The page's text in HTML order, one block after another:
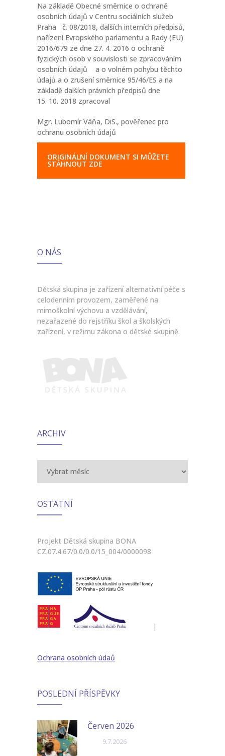
Na základě Obecné směrnice o ochraně
osobních údajů v Centru sociálních služeb
Praha č. 08/2018, dalších interních předpisů,
nařízení Evropského parlamentu a Rady (EU)
2016/679 ze dne 27. 4. 2016 o ochraně
fyzických osob v souvislosti se zpracováním
osobních údajů a o volném pohybu těchto
údajů a o zrušení směrnice 95/46/ES a na
základě dalších právních předpisů dne
15. 10. 2018 zpracoval
Mgr. Lubomír Váňa, DiS., pověřenec pro
ochranu osobních údajů
ORIGINÁLNÍ DOKUMENT SI MŮŽETE
STÁHNOUT ZDE
O NÁS
Dětská skupina je zařízení alternativní péče s
celodenním provozem, zaměřené na
mimoškolní výchovu a vzdělávání,
nezařazené do rejstříku škol a školských
zařízení, v režimu zákona o dětské skupině.
ARCHIV
OSTATNÍ
Projekt Dětská skupina BONA
CZ.07.4.67/0.0/0.0/15_004/0000098
|
Ochrana osobních údaů
POSLEDNÍ PŘÍSPĚVKY
Červen 2026
9.7.2026